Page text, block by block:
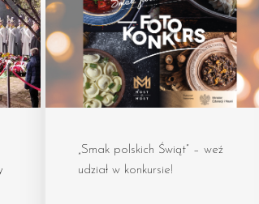
„Smak polskich Świąt” – weź
udział w konkursie!